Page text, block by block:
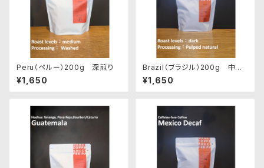
Peru（ペルー）200g 深煎り
¥1,650
Brazil（ブラジル）200g 中深
煎り
¥1,650